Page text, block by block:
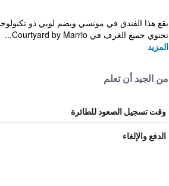
يقع هذا الفندق في مونسي ويضم لوبي ذو
تحتوي جميع الغرف في Courtyard by Marrio...
المزيد
من الجيد أن تعلم
وقت تسجيل الصعود للطائرة
الدفع والإلغاء